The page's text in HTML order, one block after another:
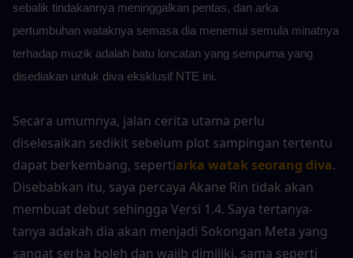
sebalik tindakannya meninggalkan pentas, dan arka
pertumbuhan wataknya semasa dia menemui semula minatnya
terhadap muzik adalah batu loncatan yang sempurna yang
disediakan untuk diva eksklusif NTE ini.
Secara umumnya, jalan cerita utama perlu
diselesaikan sedikit sebelum plot sampingan tertentu
dapat berkembang, sepertiarka watak seorang diva.
Disebabkan itu, saya percaya Akane Rin tidak akan
membuat debut sehingga Versi 1.4. Saya tertanya-
tanya adakah dia akan menjadi Sokongan Meta yang
sangat serba boleh dan wajib dimiliki, sama seperti